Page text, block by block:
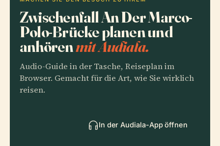
Zwischenfall An Der Marco-
Polo-Brücke planen und
anhörenmit Audiala.
Audio-Guide in der Tasche, Reiseplan im
Browser. Gemacht für die Art, wie Sie wirklich
reisen.
In der Audiala-App öffnen